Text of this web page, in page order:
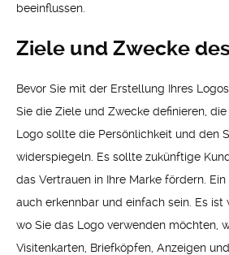
beeinflussen.
Ziele und Zwecke
Bevor Sie mit der Erstellung Ihres
Sie die Ziele und Zwecke definieren,
Logo sollte die Persönlichkeit und den
widerspiegeln. Es sollte zukünftige
das Vertrauen in Ihre Marke fördern.
auch erkennbar und einfach sein. Es ist
wo Sie das Logo verwenden möchten,
Visitenkarten, Briefköpfen, Anzeigen